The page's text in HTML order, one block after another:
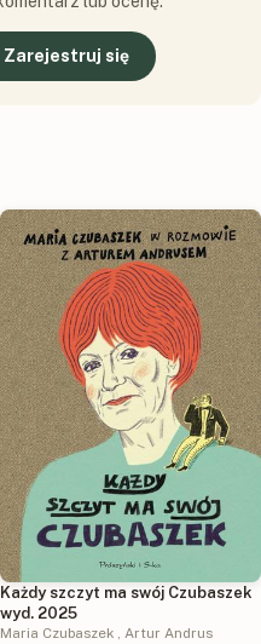
Zarejestruj się
Każdy szczyt ma swój Czubaszek
wyd. 2025
Maria Czubaszek , Artur Andrus